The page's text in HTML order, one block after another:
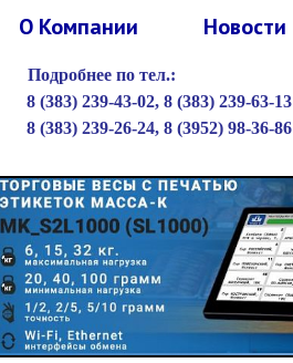
О Компании Новости
Подробнее по тел.:
8 (383) 239-43-02, 8 (383) 239-63-13
8 (383) 239-26-24, 8 (3952) 98-36-86